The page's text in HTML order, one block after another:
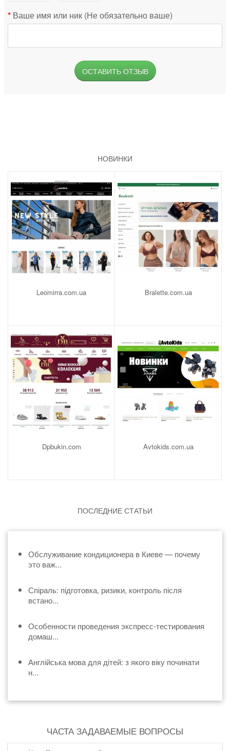
Ваше имя или ник (Не обязательно ваше)
ОСТАВИТЬ ОТЗЫВ
НОВИНКИ
Leomirra.com.ua Bralette.com.ua
Dpbukin.com Avtokids.com.ua
ПОСЛЕДНИЕ СТАТЬИ
Обслуживание кондиционера в Киеве — почему
это важ...
Спіраль: підготовка, ризики, контроль після
встано...
Особенности проведения экспресс-тестирования
домаш...
Англійська мова для дітей: з якого віку починати
н...
ЧАСТА ЗАДАВАЕМЫЕ ВОПРОСЫ